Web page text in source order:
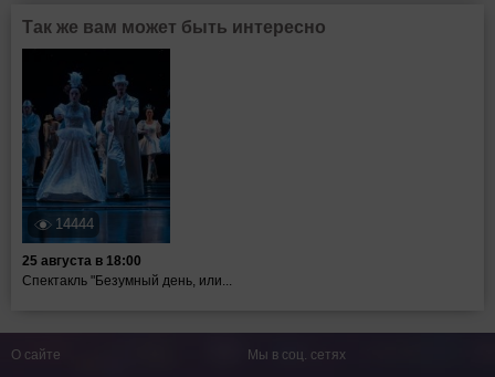
Так же вам может быть интересно
14444
25 августа в 18:00
Спектакль "Безумный день, или...
О сайте Мы в соц. сетях